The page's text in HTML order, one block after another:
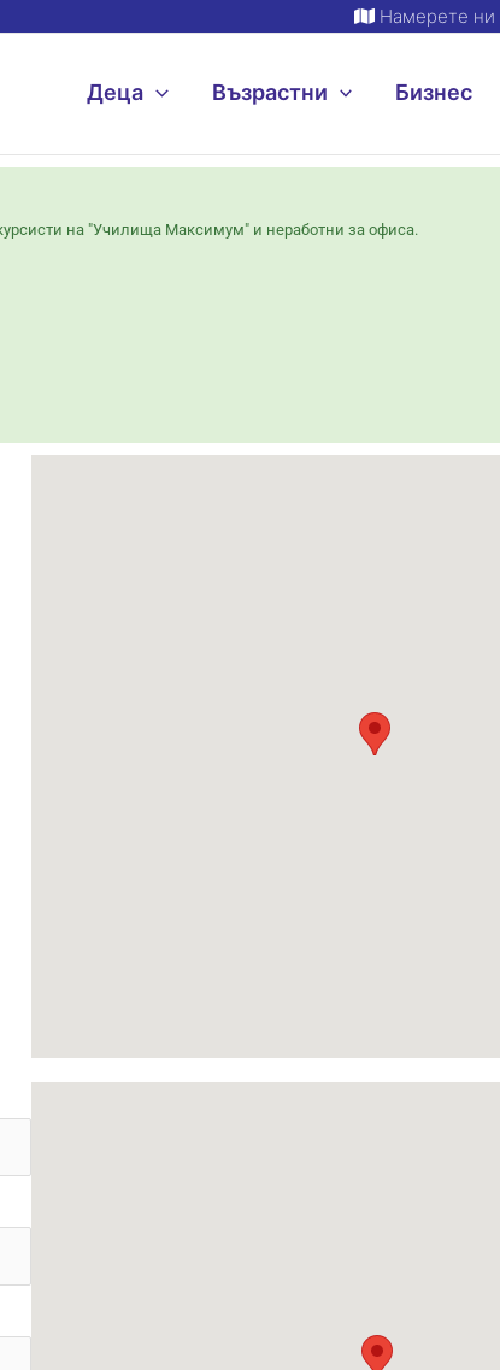
Намерете ни |
Деца Възрастни Бизнес
на "Училища Максимум" и неработни за офиса.